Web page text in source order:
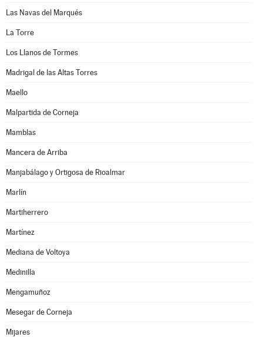
Las Navas del Marqués
La Torre
Los Llanos de Tormes
Madrigal de las Altas Torres
Maello
Malpartida de Corneja
Mamblas
Mancera de Arriba
Manjabálago y Ortigosa de Rioalmar
Marlín
Martiherrero
Martínez
Mediana de Voltoya
Medinilla
Mengamuñoz
Mesegar de Corneja
Mijares